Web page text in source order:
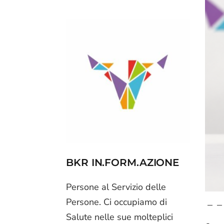
BKR IN.FORM.AZIONE
Persone al Servizio delle
Persone. Ci occupiamo di
Salute nelle sue molteplici